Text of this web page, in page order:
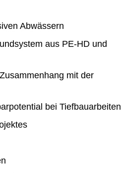
Abwässern
aus PE-HD und
mit der
bei Tiefbauarbeiten